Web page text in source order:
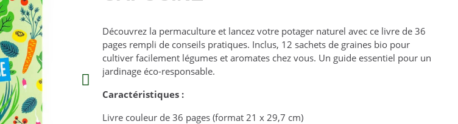
Découvrez la permaculture et lancez votre potager naturel avec ce livre de 36
pages rempli de conseils pratiques. Inclus, 12 sachets de graines bio pour
cultiver facilement légumes et aromates chez vous. Un guide essentiel pour un
jardinage éco-responsable.
Caractéristiques :
Livre couleur de 36 pages (format 21 x 29,7 cm)